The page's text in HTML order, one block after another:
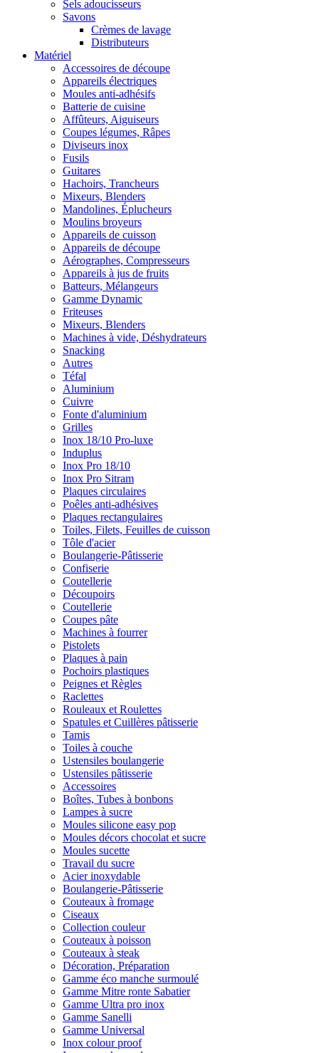
Sels adoucisseurs
Savons
Crèmes de lavage
Distributeurs
Matériel
Accessoires de découpe
Appareils électriques
Moules anti-adhésifs
Batterie de cuisine
Affûteurs, Aiguiseurs
Coupes légumes, Râpes
Diviseurs inox
Fusils
Guitares
Hachoirs, Trancheurs
Mixeurs, Blenders
Mandolines, Éplucheurs
Moulins broyeurs
Appareils de cuisson
Appareils de découpe
Aérographes, Compresseurs
Appareils à jus de fruits
Batteurs, Mélangeurs
Gamme Dynamic
Friteuses
Mixeurs, Blenders
Machines à vide, Déshydrateurs
Snacking
Autres
Téfal
Aluminium
Cuivre
Fonte d'aluminium
Grilles
Inox 18/10 Pro-luxe
Induplus
Inox Pro 18/10
Inox Pro Sitram
Plaques circulaires
Poêles anti-adhésives
Plaques rectangulaires
Toiles, Filets, Feuilles de cuisson
Tôle d'acier
Boulangerie-Pâtisserie
Confiserie
Coutellerie
Découpoirs
Coutellerie
Coupes pâte
Machines à fourrer
Pistolets
Plaques à pain
Pochoirs plastiques
Peignes et Règles
Raclettes
Rouleaux et Roulettes
Spatules et Cuillères pâtisserie
Tamis
Toiles à couche
Ustensiles boulangerie
Ustensiles pâtisserie
Accessoires
Boîtes, Tubes à bonbons
Lampes à sucre
Moules silicone easy pop
Moules décors chocolat et sucre
Moules sucette
Travail du sucre
Acier inoxydable
Boulangerie-Pâtisserie
Couteaux à fromage
Ciseaux
Collection couleur
Couteaux à poisson
Couteaux à steak
Décoration, Préparation
Gamme éco manche surmoulé
Gamme Mitre ronte Sabatier
Gamme Ultra pro inox
Gamme Sanelli
Gamme Universal
Inox colour proof